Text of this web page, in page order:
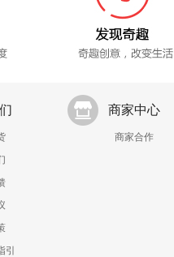
商家中心
商家合作